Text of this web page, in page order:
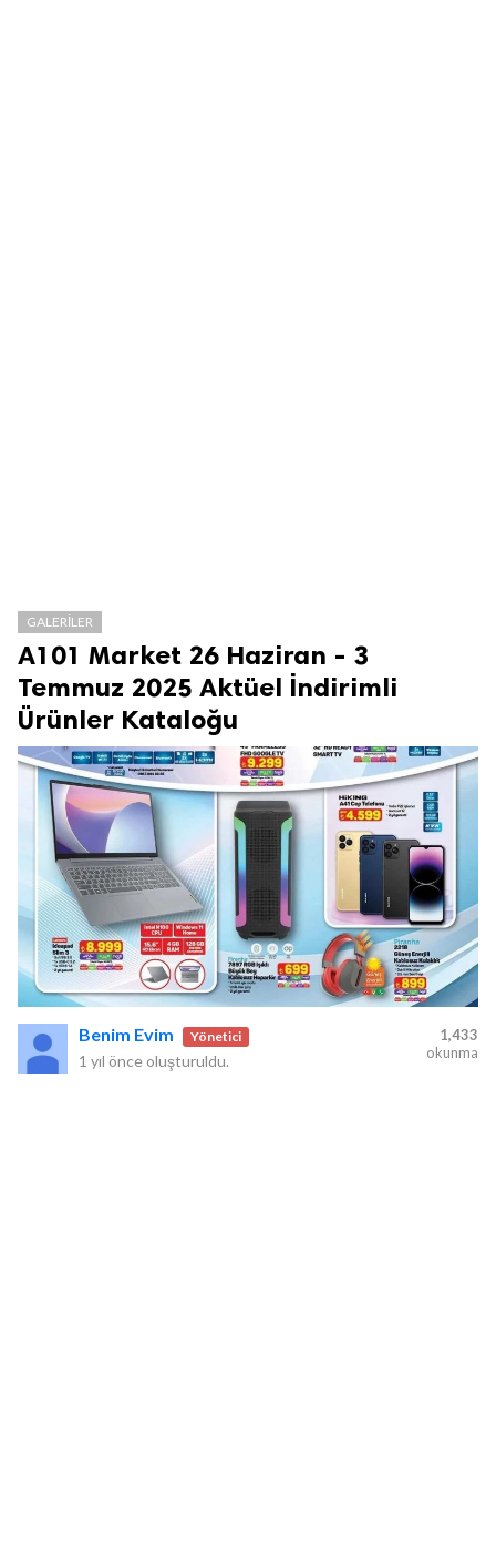
GALERILER
A101 Market 26 Haziran - 3
Temmuz 2025 Aktüel İndirimli
Ürünler Kataloğu
Benim Evim Yönetici
1 yıl önce oluşturuldu.
1,433
okunma